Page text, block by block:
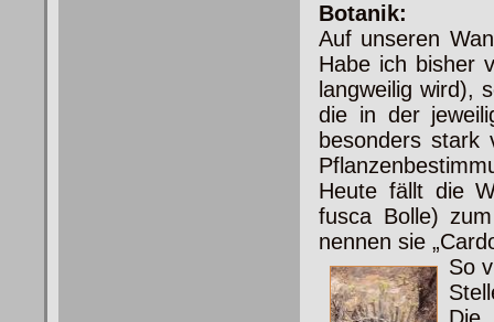
Botanik:
Auf unseren
Habe ich bisher
langweilig wird),
die in der
besonders stark
Heute fällt die
fusca Bolle)
nennen sie
So